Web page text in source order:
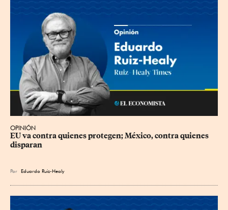
OPINIÓN
EU va contra quienes protegen; México, contra quienes
disparan
Por Eduardo Ruiz-Healy